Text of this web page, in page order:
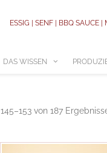
ESSIG | SENF | BBQ SAUCE
DAS WISSEN
145–153 von 187